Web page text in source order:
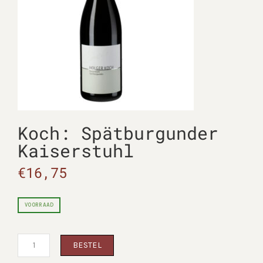
Koch: Spätburgunder
Kaiserstuhl
€16,75
VOORRAAD
Koch:
Spätburgunder
Kaiserstuhl
BESTEL